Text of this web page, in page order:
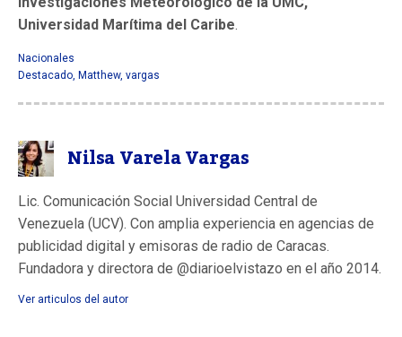
Universidad Marítima del Caribe.
Nacionales
Destacado, Matthew, vargas
Nilsa Varela Vargas
Lic. Comunicación Social Universidad Central de
Venezuela (UCV). Con amplia experiencia en agencias de
publicidad digital y emisoras de radio de Caracas.
Fundadora y directora de @diarioelvistazo en el año 2014.
Ver articulos del autor